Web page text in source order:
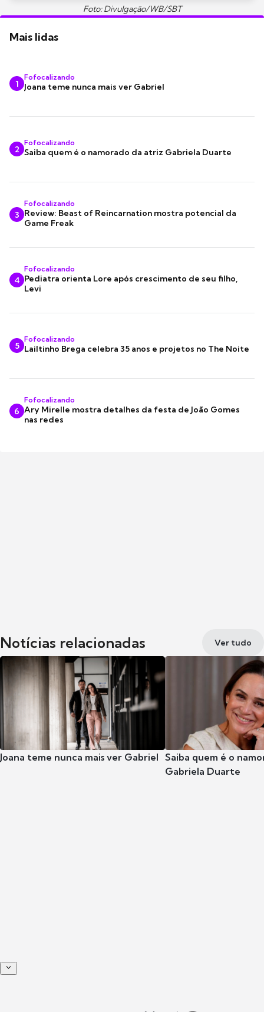
Foto: Divulgação/WB/SBT
Mais lidas
1
Fofocalizando
Joana teme nunca mais ver Gabriel
2
Fofocalizando
Saiba quem é o namorado da atriz Gabriela Duarte
3
Fofocalizando
Review: Beast of Reincarnation mostra potencial da
Game Freak
4
Fofocalizando
Pediatra orienta Lore após crescimento de seu filho,
Levi
5
Fofocalizando
Lailtinho Brega celebra 35 anos e projetos no The Noite
6
Fofocalizando
Ary Mirelle mostra detalhes da festa de João Gomes
nas redes
Notícias relacionadas Ver tudo
Joana teme nunca mais ver Gabriel Saiba quem é o
Gabriela Duarte